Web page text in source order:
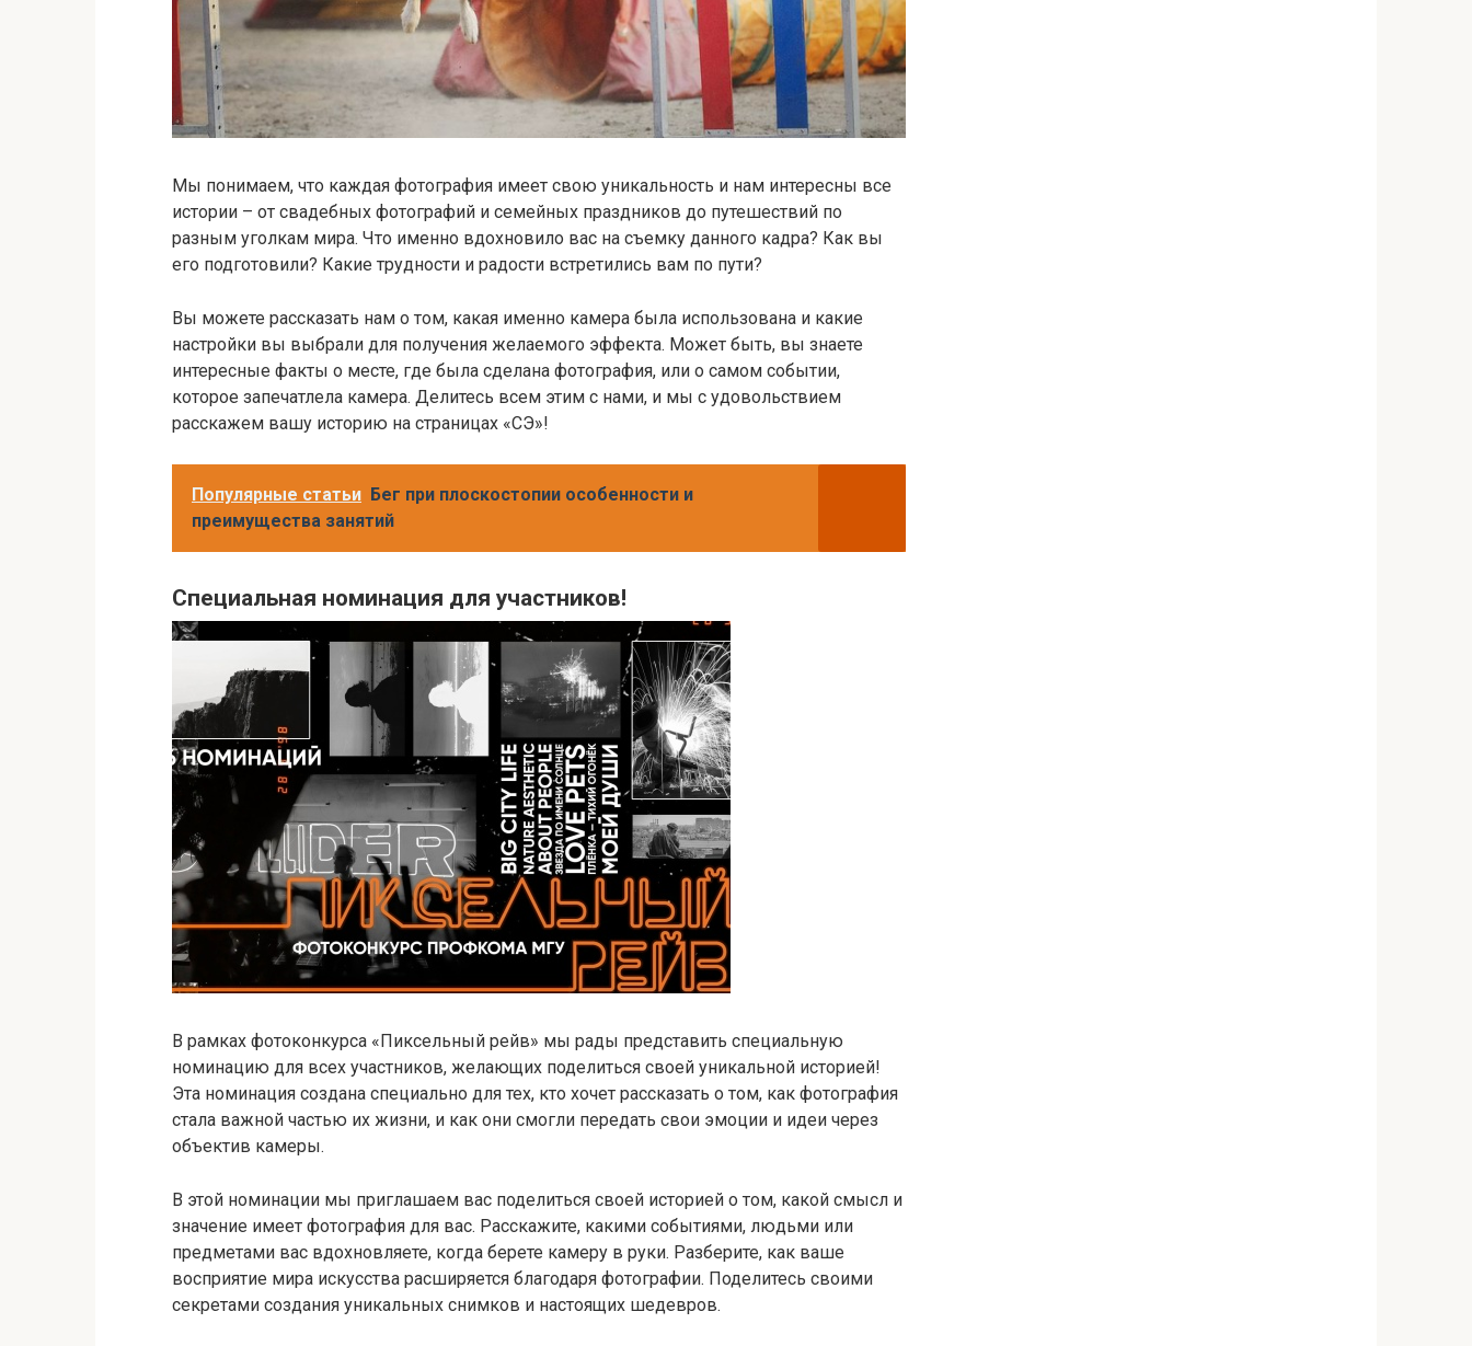
Мы понимаем, что каждая фотография имеет свою уникальность и нам интересны все
истории – от свадебных фотографий и семейных праздников до путешествий по
разным уголкам мира. Что именно вдохновило вас на съемку данного кадра? Как вы
его подготовили? Какие трудности и радости встретились вам по пути?
Вы можете рассказать нам о том, какая именно камера была использована и какие
настройки вы выбрали для получения желаемого эффекта. Может быть, вы знаете
интересные факты о месте, где была сделана фотография, или о самом событии,
которое запечатлела камера. Делитесь всем этим с нами, и мы с удовольствием
расскажем вашу историю на страницах «СЭ»!
Популярные статьи Бег при плоскостопии особенности и
преимущества занятий
Специальная номинация для участников!
В рамках фотоконкурса «Пиксельный рейв» мы рады представить специальную
номинацию для всех участников, желающих поделиться своей уникальной историей!
Эта номинация создана специально для тех, кто хочет рассказать о том, как фотография
стала важной частью их жизни, и как они смогли передать свои эмоции и идеи через
объектив камеры.
В этой номинации мы приглашаем вас поделиться своей историей о том, какой смысл и
значение имеет фотография для вас. Расскажите, какими событиями, людьми или
предметами вас вдохновляете, когда берете камеру в руки. Разберите, как ваше
восприятие мира искусства расширяется благодаря фотографии. Поделитесь своими
секретами создания уникальных снимков и настоящих шедевров.